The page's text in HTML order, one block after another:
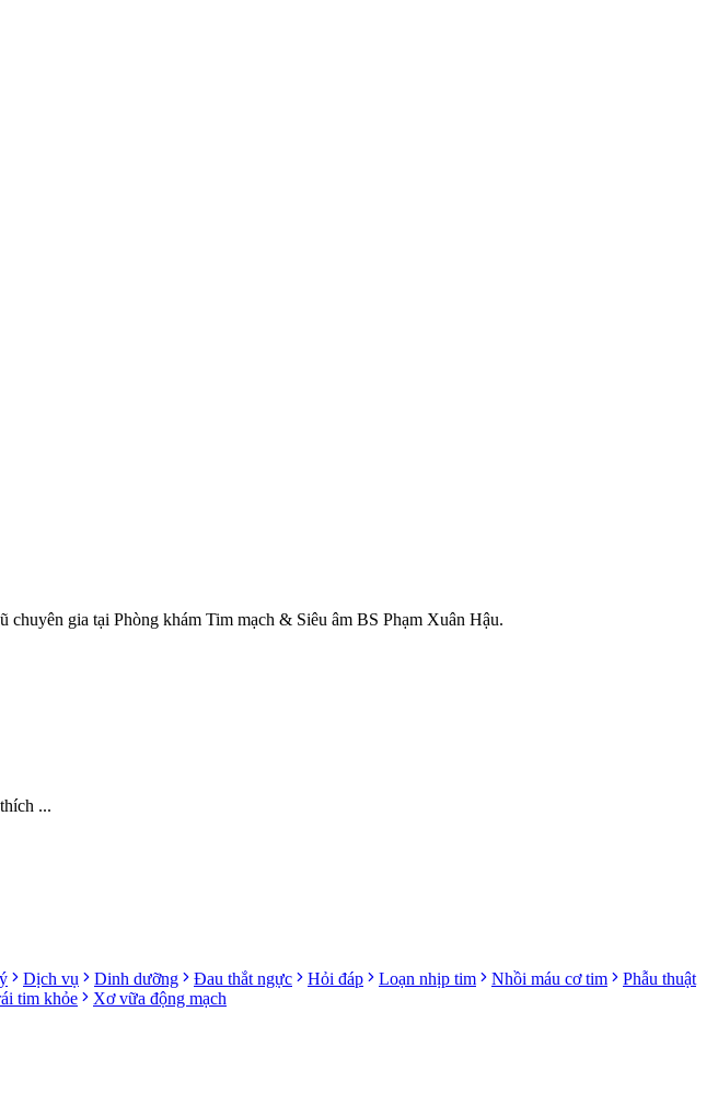
gia tại Phòng khám Tim mạch & Siêu âm BS Phạm Xuân Hậu.
...
Dịch vụ Dinh dưỡng Đau thắt ngực Hỏi đáp Loạn nhịp tim Nhồi máu cơ tim
Phẫu thuật
tim khỏe
Xơ vữa động mạch